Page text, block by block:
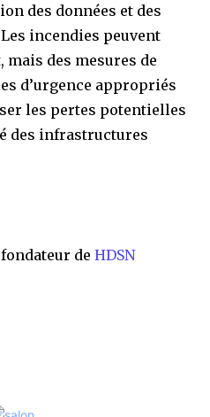
des données et des
incendies peuvent
des mesures de
d’urgence appropriés
les pertes potentielles
des infrastructures
de HDSN